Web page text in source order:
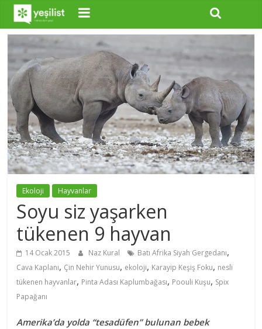
Ekoloji Hayvanlar
Soyu siz yaşarken
tükenen 9 hayvan
14 Ocak 2015 Naz Kural Batı Afrika Siyah Gergedanı,
Cava Kaplanı, Çin Nehir Yunusu, ekoloji, Karayip Keşiş Foku, nesli
tükenen hayvanlar, Pinta Adası Kaplumbağası, Poouli Kuşu, Spix
Papağanı
Amerika’da yolda “tesadüfen” bulunan bebek